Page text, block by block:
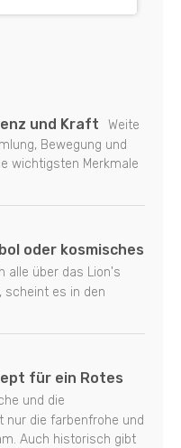
und Kraft
Weite
Bewegung und
wichtigsten Merkmale
oder kosmisches
alle über das Lion's
scheint es in den
für ein Rotes
und die
nur die farbenfrohe und
Auch historisch gibt